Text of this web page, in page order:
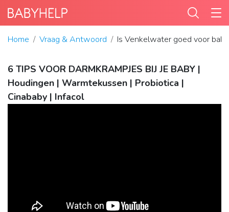
Home Vraag & Antwoord Is Venkelwater goed voor
6 TIPS VOOR DARMKRAMPJES BIJ JE BABY |
Houdingen | Warmtekussen | Probiotica |
Cinababy | Infacol